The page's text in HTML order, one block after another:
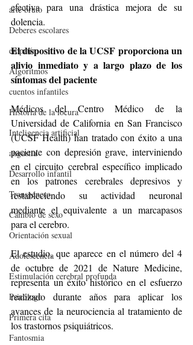
arte bruto
Deberes escolares
empatía
Algoritmos
cuentos infantiles
Historia de la locura
Inteligencia artificial
angustia
Desarrollo infantil
Transgénero
Cambio de sexo
Orientación sexual
Adolescencia
Estimulación cerebral profunda
Psicólogo
Primera cita
Fantosmia
efectiva para una drástica mejora de su
dolencia.
El dispositivo de la UCSF proporciona un
alivio inmediato y a largo plazo de los
síntomas del paciente
Médicos del Centro Médico de la
Universidad de California en San Francisco
(UCSF Health) han tratado con éxito a una
paciente con depresión grave, interviniendo
en el circuito cerebral específico implicado
en los patrones cerebrales depresivos y
restableciendo su actividad neuronal
mediante el equivalente a un marcapasos
para el cerebro.
El estudio, que aparece en el número del 4
de octubre de 2021 de Nature Medicine,
representa un éxito histórico en el esfuerzo
realizado durante años para aplicar los
avances de la neurociencia al tratamiento de
los trastornos psiquiátricos.